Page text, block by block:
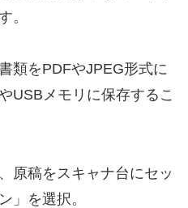
。
類をPDFやJPEG形式に
USBメモリに保存するこ
原稿をスキャナ台にセッ
」を選択。